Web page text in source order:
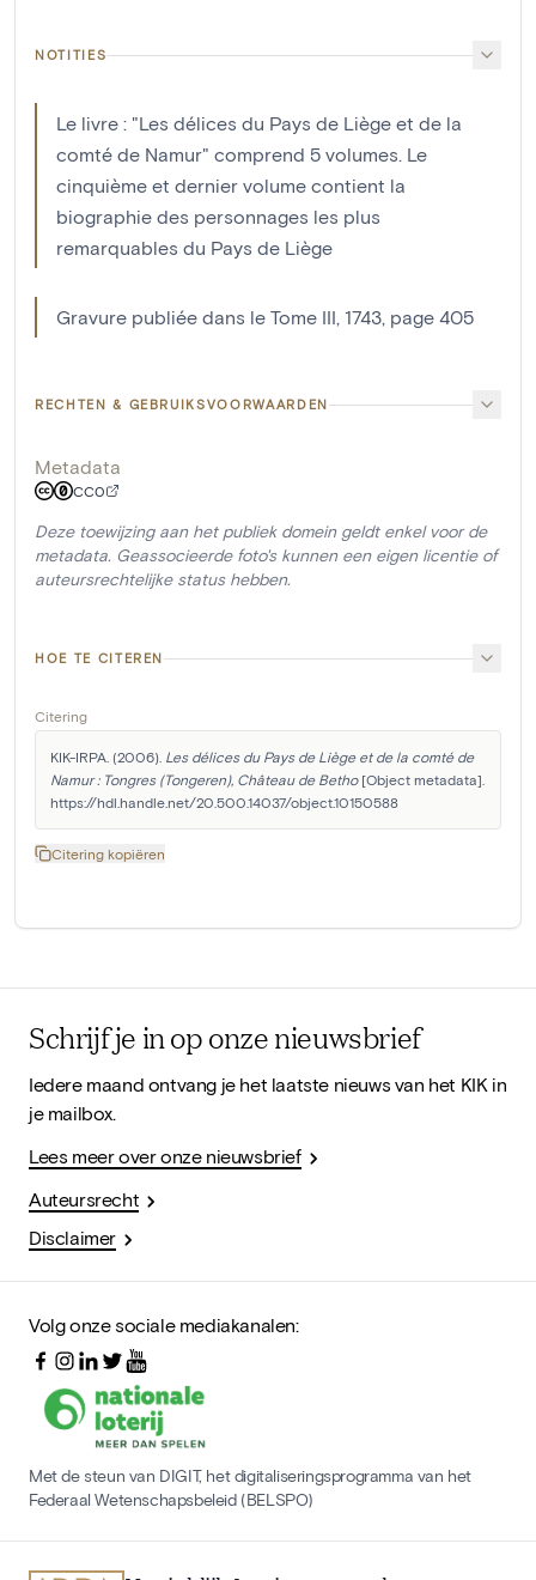
NOTITIES
Le livre : "Les délices du Pays de Liège et de la
comté de Namur" comprend 5 volumes. Le
cinquième et dernier volume contient la
biographie des personnages les plus
remarquables du Pays de Liège
Gravure publiée dans le Tome III, 1743, page 405
RECHTEN & GEBRUIKSVOORWAARDEN
Metadata
CC0
Deze toewijzing aan het publiek domein geldt enkel voor de
metadata. Geassocieerde foto's kunnen een eigen licentie of
auteursrechtelijke status hebben.
HOE TE CITEREN
Citering
KIK-IRPA. (2006). Les délices du Pays de Liège et de la comté de
Namur : Tongres (Tongeren), Château de Betho [Object metadata].
https://hdl.handle.net/20.500.14037/object.10150588
Citering kopiëren
Schrijf je in op onze nieuwsbrief
Iedere maand ontvang je het laatste nieuws van het KIK in
je mailbox.
Lees meer over onze nieuwsbrief
Auteursrecht
Disclaimer
Volg onze sociale mediakanalen:
Met de steun van DIGIT, het digitaliseringsprogramma van het
Federaal Wetenschapsbeleid (BELSPO)